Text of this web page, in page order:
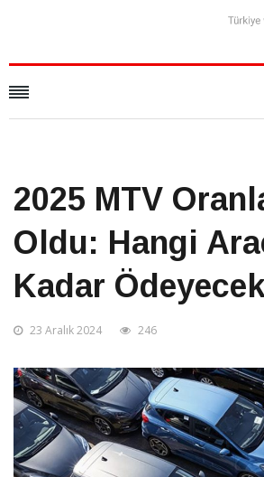
2025 MTV
Oldu: Hangi
Kadar
23 Aralık 2024 246